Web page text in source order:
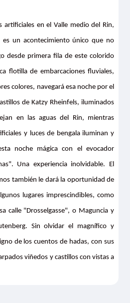
artificiales en el Valle medio del Rin,
un acontecimiento único que no
desde primera fila de este colorido
flotilla de embarcaciones fluviales,
colores, navegará esa noche por el
de Katzy Rheinfels, iluminados
en las aguas del Rin, mientras
y luces de bengala iluminan y
noche mágica con el evocador
Una experiencia inolvidable. El
también le dará la oportunidad de
lugares imprescindibles, como
calle "Drosselgasse", o Maguncia y
Sin olvidar el magnífico y
de los cuentos de hadas, con sus
viñedos y castillos con vistas a